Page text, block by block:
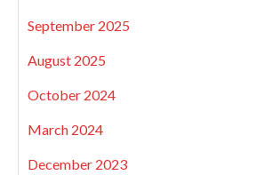
September 2025
August 2025
October 2024
March 2024
December 2023